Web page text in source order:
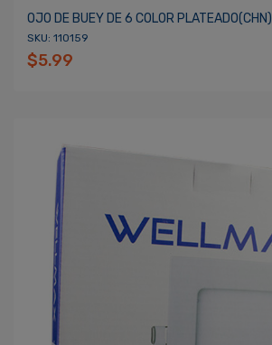
OJO DE BUEY DE 6 COLOR PLATEADO(CHN)
SKU: 110159
$5.99